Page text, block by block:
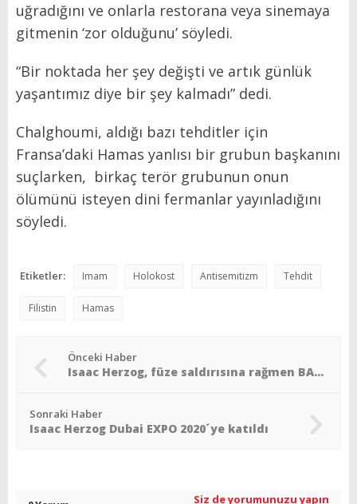
uğradığını ve onlarla restorana veya sinemaya
gitmenin ‘zor olduğunu’ söyledi.
“Bir noktada her şey değişti ve artık günlük
yaşantımız diye bir şey kalmadı” dedi.
Chalghoumi, aldığı bazı tehditler için
Fransa’daki Hamas yanlısı bir grubun başkanını
suçlarken, birkaç terör grubunun onun
ölümünü isteyen dini fermanlar yayınladığını
söyledi.
Etiketler: Imam Holokost Antisemitizm Tehdit
Filistin Hamas
Önceki Haber
Isaac Herzog, füze saldırısına rağmen BAE ziyaretini devam edecek
Sonraki Haber
Isaac Herzog Dubai EXPO 2020´ye katıldı
Siz de yorumunuzu yapın